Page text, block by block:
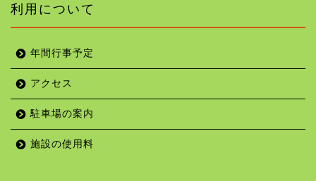
利用について
年間行事予定
アクセス
駐車場の案内
施設の使用料